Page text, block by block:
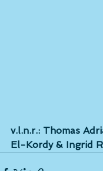
v.l.n.r.: Thomas
El-Kordy & Ingrid